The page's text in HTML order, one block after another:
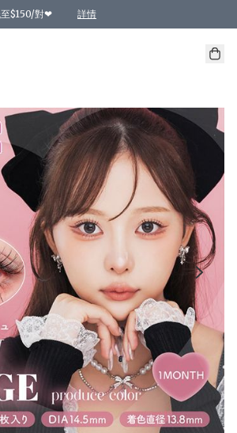
$150/對❤ 詳情
貨❁⃘
特價❤︎數量有限 售完即止
對$99✿數量有限 售完即止♫
9 折；買4件或以上85 折；買6件或以上8 折
140.00；買4件HKD 260.00
190.00；買4件HKD 360.00
110.00；買4件HKD 180.00
170.00；買4件HKD 320.00
減HKD 148.00
減HKD 148.00
95 折；買4件或以上9 折；買6件或以上85 折；買8件
87 折
上減HKD 16.00；買4件或以上減HKD 32.00；買6
95 折；買4件或以上9 折；買8件或以上85 折；買12
費優惠！（適用於 特定的送貨方式 )